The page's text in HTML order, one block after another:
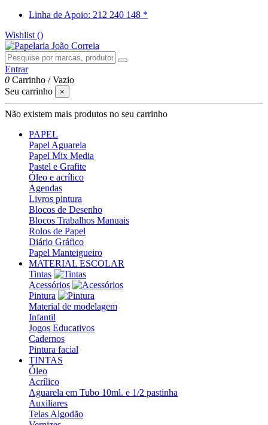
Linha de Apoio: 212 240 148 *
Wishlist ()
Entrar
0 Carrinho /Vazio
Seu carrinho
×
Não existem mais produtos no seu carrinho
PAPEL
Papel Aguarela
Papel Mix Media
Pastel e Grafite
Óleo e acrílico
Agendas
Livros pintura
Blocos de Desenho
Blocos Trabalhos Manuais
Rolos de Papel
Diário Gráfico
Papel Manteigueiro
MATERIAL ESCOLAR
Tintas
Acessórios
Pintura
Material de modelagem
Infantil
Jogos Educativos
Cadernos
Pintura facial
TINTAS
Óleo
Acrílico
Aguarela em Tubo 10ml. e 1/2 pastinha
Auxiliares
Telas Algodão